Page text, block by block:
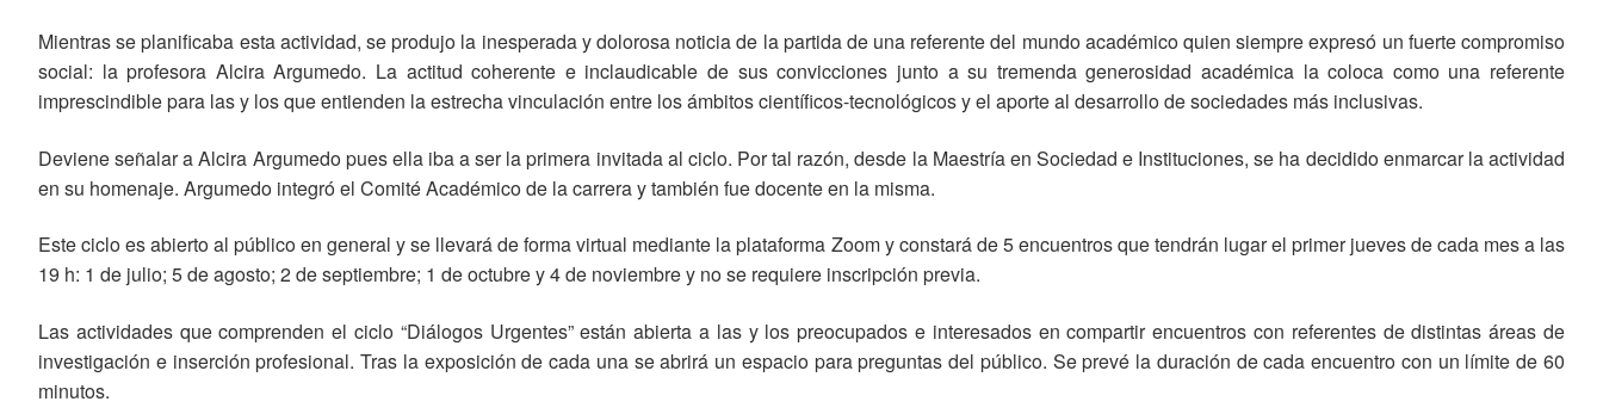
Mientras se planificaba esta actividad, se produjo la inesperada y dolorosa noticia de la partida de una referente del mundo académico quien siempre expresó un fuerte compromiso
social: la profesora Alcira Argumedo. La actitud coherente e inclaudicable de sus convicciones junto a su tremenda generosidad académica la coloca como una referente
imprescindible para las y los que entienden la estrecha vinculación entre los ámbitos científicos-tecnológicos y el aporte al desarrollo de sociedades más inclusivas.
Deviene señalar a Alcira Argumedo pues ella iba a ser la primera invitada al ciclo. Por tal razón, desde la Maestría en Sociedad e Instituciones, se ha decidido enmarcar la actividad
en su homenaje. Argumedo integró el Comité Académico de la carrera y también fue docente en la misma.
Este ciclo es abierto al público en general y se llevará de forma virtual mediante la plataforma Zoom y constará de 5 encuentros que tendrán lugar el primer jueves de cada mes a las
19 h: 1 de julio; 5 de agosto; 2 de septiembre; 1 de octubre y 4 de noviembre y no se requiere inscripción previa.
Las actividades que comprenden el ciclo “Diálogos Urgentes” están abierta a las y los preocupados e interesados en compartir encuentros con referentes de distintas áreas de
investigación e inserción profesional. Tras la exposición de cada una se abrirá un espacio para preguntas del público. Se prevé la duración de cada encuentro con un límite de 60
minutos.